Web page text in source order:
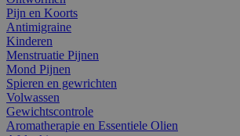
Pijn en Koorts
Antimigraine
Kinderen
Menstruatie Pijnen
Mond Pijnen
Spieren en gewrichten
Volwassen
Gewichtscontrole
Aromatherapie en Essentiele Olien